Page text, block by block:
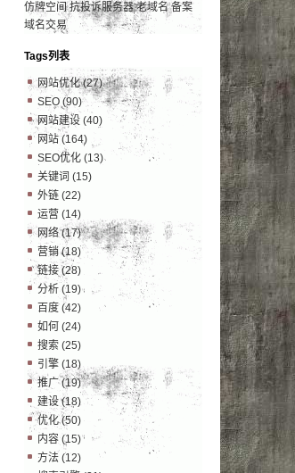
仿牌空间 抗投诉服务器 老域名 备案
域名交易
Tags列表
网站优化(27)
SEO(90)
网站建设 (40)
网站(164)
SEO优化 (13)
关键词 (15)
外链 (22)
运营 (14)
网络(17)
营销(18)
链接 (28)
分析 (19)
百度(42)
如何 (24)
搜索 (25)
引擎 (18)
推广(19)
建设(18)
优化(50)
内容 (15)
方法 (12)